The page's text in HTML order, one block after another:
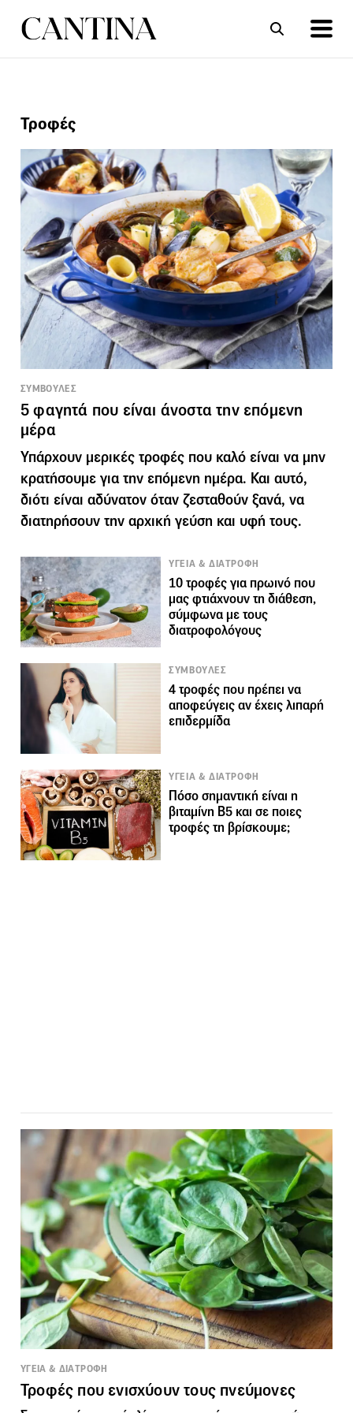
Τροφές
ΣΥΜΒΟΥΛΕΣ
5 φαγητά που είναι άνοστα την επόμενη
μέρα
Υπάρχουν μερικές τροφές που καλό είναι να μην
κρατήσουμε για την επόμενη ημέρα. Και αυτό,
διότι είναι αδύνατον όταν ζεσταθούν ξανά, να
διατηρήσουν την αρχική γεύση και υφή τους.
ΥΓΕΙΑ & ΔΙΑΤΡΟΦΗ
10 τροφές για πρωινό που
μας φτιάχνουν τη διάθεση,
σύμφωνα με τους
διατροφολόγους
ΣΥΜΒΟΥΛΕΣ
4 τροφές που πρέπει να
αποφεύγεις αν έχεις λιπαρή
επιδερμίδα
ΥΓΕΙΑ & ΔΙΑΤΡΟΦΗ
Πόσο σημαντική είναι η
βιταμίνη Β5 και σε ποιες
τροφές τη βρίσκουμε;
ΥΓΕΙΑ & ΔΙΑΤΡΟΦΗ
Τροφές που ενισχύουν τους πνεύμονες